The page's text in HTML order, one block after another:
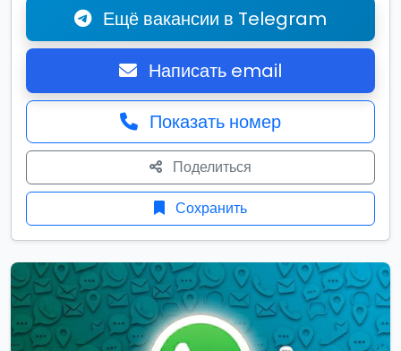
Ещё вакансии в Telegram
Написать email
Показать номер
Поделиться
Сохранить